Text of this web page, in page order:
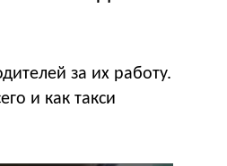
за их работу.
и как такси